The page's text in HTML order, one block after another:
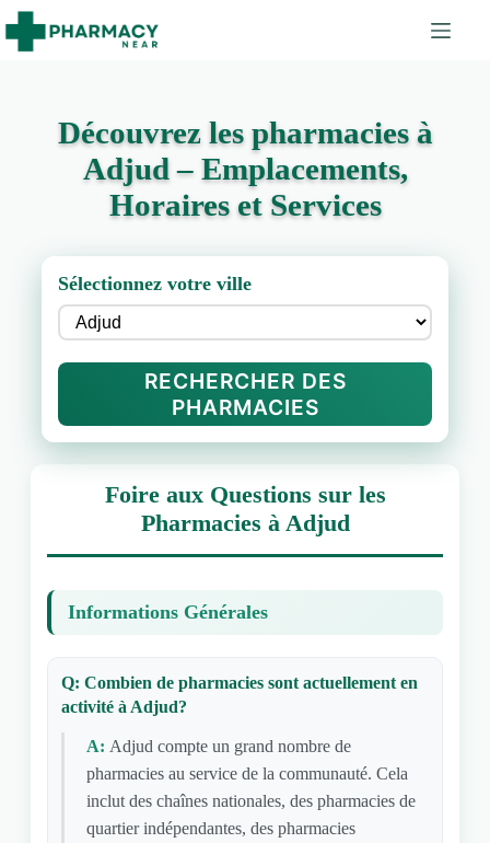
Découvrez les pharmacies à
Adjud – Emplacements,
Horaires et Services
Sélectionnez votre ville
RECHERCHER DES
PHARMACIES
Foire aux Questions sur les
Pharmacies à Adjud
Informations Générales
Q: Combien de pharmacies sont actuellement en
activité à Adjud?
A: Adjud compte un grand nombre de
pharmacies au service de la communauté. Cela
inclut des chaînes nationales, des pharmacies de
quartier indépendantes, des pharmacies